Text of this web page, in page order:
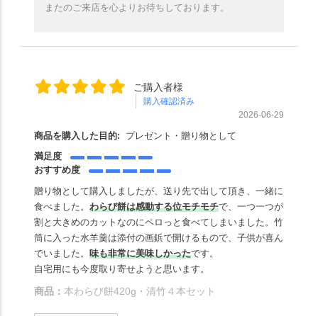
またのご来店を心よりお待ちしております。
ご購入者様
購入確認済み
2026-06-29
商品を購入した目的:
プレゼント・贈り物として
満足度
おすすめ度
贈り物として購入しましたが、送り先で出して頂き、一緒に
食べました。 わらび餅は感動する位モチモチで、一つ一つが
割と大きめのカットなのにペロっと食べてしまいました。竹
筒に入った水羊羹は添付の画鋲で開けるもので、子供が喜ん
でいました。 味も非常に美味しかったです。
自宅用にも今度取り寄せようと思います。
商品： 本わらび餅420g・清竹４本セット